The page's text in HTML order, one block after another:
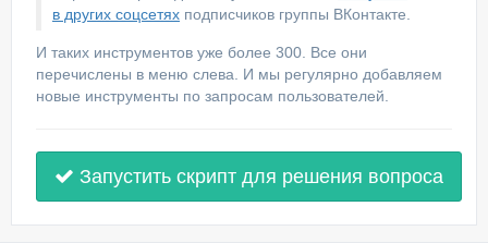
в других соцсетях подписчиков группы ВКонтакте.
И таких инструментов уже более 300. Все они
перечислены в меню слева. И мы регулярно добавляем
новые инструменты по запросам пользователей.
Запустить скрипт для решения вопроса